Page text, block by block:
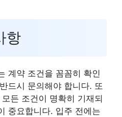
항
계약 조건을 꼼꼼히 확인
드시 문의해야 합니다. 또
든 조건이 명확히 기재되
중요합니다. 입주 전에는